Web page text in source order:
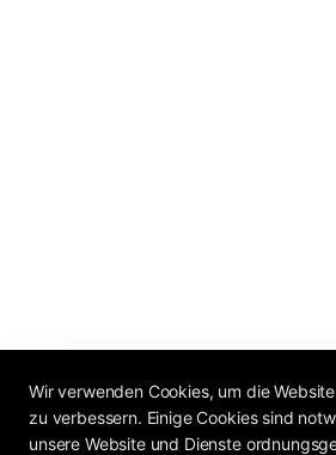
Wir verwenden Cookies, um die
zu verbessern. Einige Cookies sind
unsere Website und Dienste